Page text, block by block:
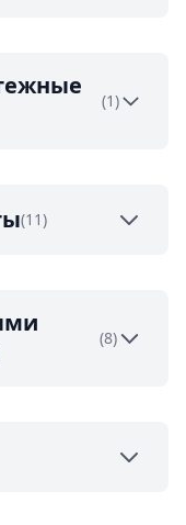
(1)
(11)
(8)